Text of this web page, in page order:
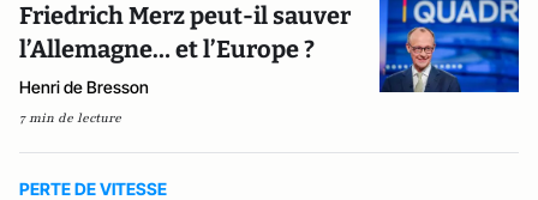
Friedrich Merz peut-il sauver
l’Allemagne… et l’Europe ?
Henri de Bresson
7 min de lecture
PERTE DE VITESSE